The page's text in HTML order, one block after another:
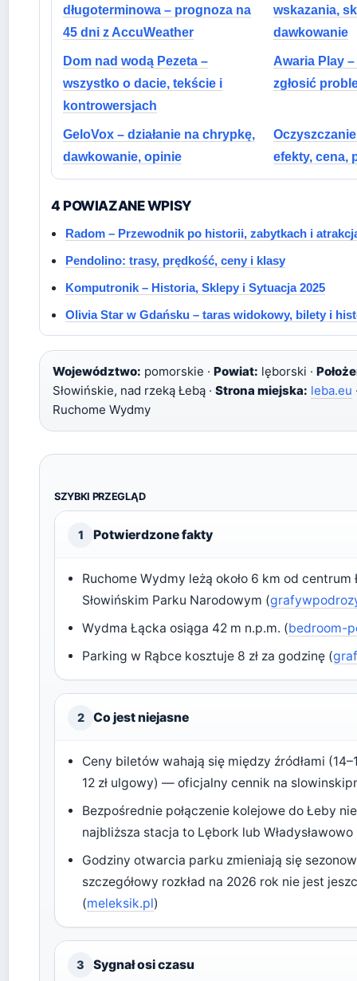
długoterminowa – prognoza na
45 dni z AccuWeather
wskazania,
dawkowanie
Dom nad wodą Pezeta –
wszystko o dacie, tekście i
kontrowersjach
Awaria Play
zgłosić
GeloVox – działanie na chrypkę,
dawkowanie, opinie
efekty, cena,
4 POWIAZANE WPISY
Radom – Przewodnik po historii, zabytkach i
Pendolino: trasy, prędkość, ceny i klasy
Komputronik – Historia, Sklepy i Sytuacja 2025
Olivia Star w Gdańsku – taras widokowy, bilety i
Województwo: pomorskie · Powiat: lęborski ·
Słowińskie, nad rzeką Łebą · Strona miejska: leba.eu
Ruchome Wydmy
SZYBKI PRZEGLĄD
1 Potwierdzone fakty
Ruchome Wydmy leżą około 6 km od centrum
Słowińskim Parku Narodowym (
Wydma Łącka osiąga 42 m n.p.m. (bedroom-
Parking w Rąbce kosztuje 8 zł za godzinę (
2 Co jest niejasne
Ceny biletów wahają się między źródłami
12 zł ulgowy) — oficjalny cennik na
Bezpośrednie połączenie kolejowe do Łeby
najbliższa stacja to Lębork lub Władysławowo
Godziny otwarcia parku zmieniają się
szczegółowy rozkład na 2026 rok nie jest
(meleksik.pl)
3 Sygnał osi czasu